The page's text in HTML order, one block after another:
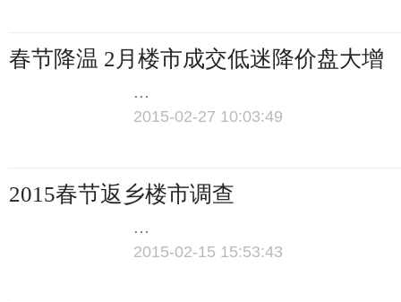
春节降温 2月楼市成交低迷降价盘大增
...
2015-02-27 10:03:49
2015春节返乡楼市调查
...
2015-02-15 15:53:43